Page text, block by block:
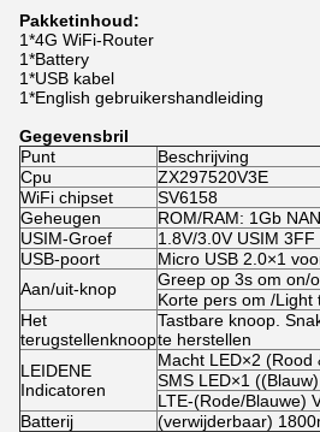
Pakketinhoud:
1*4G WiFi-Router
1*Battery
1*USB kabel
1*English gebruikershandleiding
Gegevensbril
Punt
Beschrijving
Cpu
ZX297520V3E
WiFi chipset
SV6158
Geheugen
ROM/RAM: 1Gb
USIM-Groef
1.8V/3.0V USIM 3FF
USB-poort
Micro USB 2.0×1
Aan/uit-knop
Greep op 3s om on/
Korte pers om /Light
Het
terugstellenknoop
Tastbare knoop.
te herstellen
LEIDENE
Indicatoren
Macht LED×2 (Rood
SMS LED×1 ((Blauw)
LTE-(Rode/Blauwe)
Batterij
(verwijderbaar)